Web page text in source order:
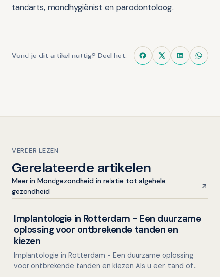
tandarts, mondhygiënist en parodontoloog.
Vond je dit artikel nuttig? Deel het.
VERDER LEZEN
Gerelateerde artikelen
Meer in Mondgezondheid in relatie tot algehele
gezondheid
Overig nieuws
Implantologie in Rotterdam - Een duurzame
oplossing voor ontbrekende tanden en
kiezen
Implantologie in Rotterdam - Een duurzame oplossing
voor ontbrekende tanden en kiezen Als u een tand of